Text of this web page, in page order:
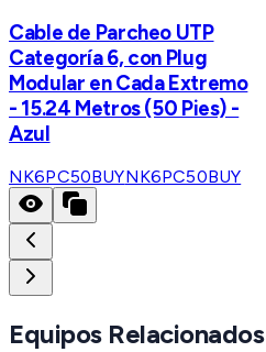
Cable de Parcheo UTP
Categoría 6, con Plug
Modular en Cada Extremo
- 15.24 Metros (50 Pies) -
Azul
NK6PC50BUYNK6PC50BUY
Equipos Relacionados